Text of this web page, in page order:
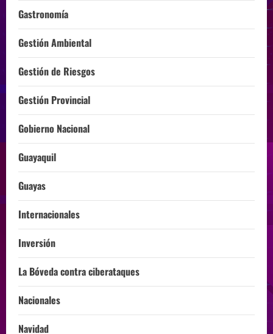
Gastronomía
Gestión Ambiental
Gestión de Riesgos
Gestión Provincial
Gobierno Nacional
Guayaquil
Guayas
Internacionales
Inversión
La Bóveda contra ciberataques
Nacionales
Navidad